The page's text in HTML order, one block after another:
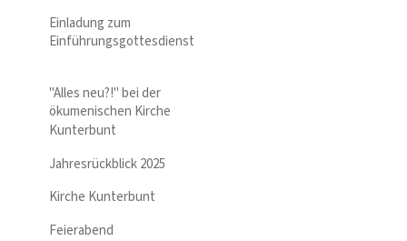
Einladung zum
Einführungsgottesdienst
"Alles neu?!" bei der
ökumenischen Kirche
Kunterbunt
Jahresrückblick 2025
Kirche Kunterbunt
Feierabend